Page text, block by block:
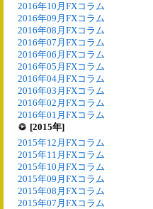
2016年10月FXコラム
2016年09月FXコラム
2016年08月FXコラム
2016年07月FXコラム
2016年06月FXコラム
2016年05月FXコラム
2016年04月FXコラム
2016年03月FXコラム
2016年02月FXコラム
2016年01月FXコラム
[2015年]
2015年12月FXコラム
2015年11月FXコラム
2015年10月FXコラム
2015年09月FXコラム
2015年08月FXコラム
2015年07月FXコラム